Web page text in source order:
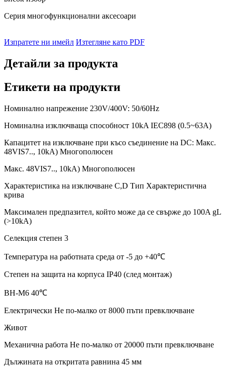
Серия многофункционални аксесоари
Изпратете ни имейл Изтегляне като PDF
Детайли за продукта
Етикети на продукти
Номинално напрежение 230V/400V: 50/60Hz
Номинална изключваща способност 10kA IEC898 (0.5~63A)
Капацитет на изключване при късо съединение на DC: Макс.
48VIS7.., 10kA) Многополюсен
Макс. 48VIS7.., 10kA) Многополюсен
Характеристика на изключване C,D Тип Характеристична
крива
Максимален предпазител, който може да се свърже до 100A gL
(>10kA)
Селекция степен 3
Температура на работната среда от -5 до +40℃
Степен на защита на корпуса IP40 (след монтаж)
BH-M6 40℃
Електрически Не по-малко от 8000 пъти превключване
Живот
Механична работа Не по-малко от 20000 пъти превключване
Дължината на откритата равнина 45 мм